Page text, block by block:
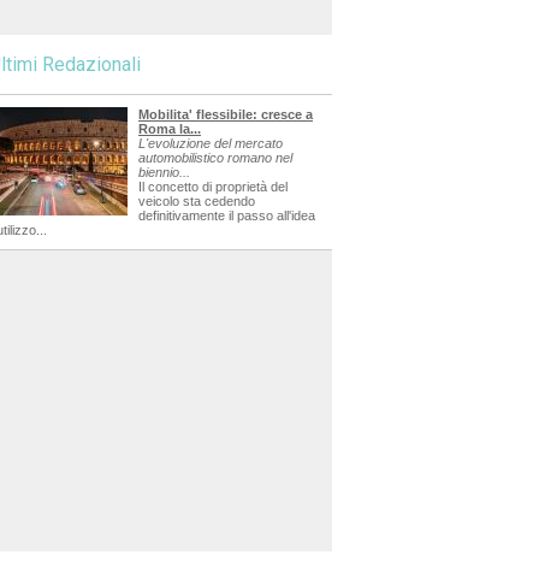
Redazionali
Mobilita' flessibile: cresce a
Roma la...
L'evoluzione del mercato
automobilistico romano nel
biennio...
Il concetto di proprietà del
veicolo sta cedendo
definitivamente il passo all'idea